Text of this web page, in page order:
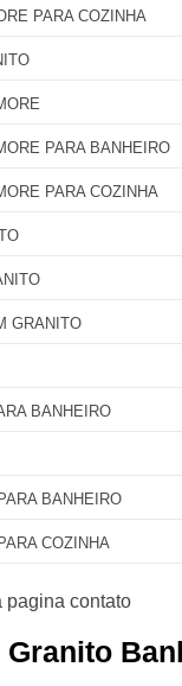
PARA COZINHA
PARA BANHEIRO
PARA COZINHA
GRANITO
BANHEIRO
BANHEIRO
COZINHA